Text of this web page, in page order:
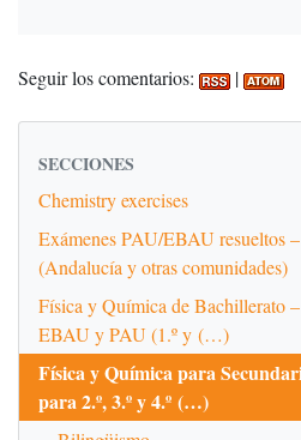
Seguir los comentarios: |
SECCIONES
Chemistry exercises
Exámenes PAU/EBAU resueltos
(Andalucía y otras comunidades)
Física y Química de Bachillerato
EBAU y PAU (1.º y (…)
Física y Química para
para 2.º, 3.º y 4.º (…)